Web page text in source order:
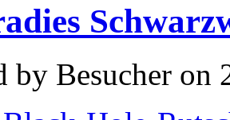
by Besucher on